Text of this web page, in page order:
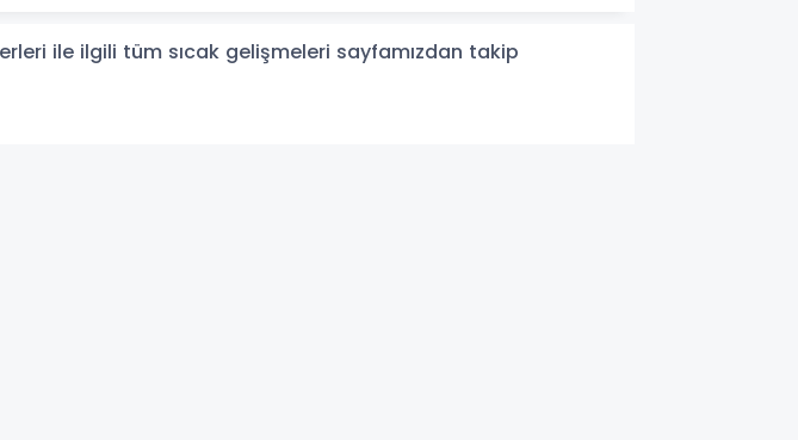
ile ilgili tüm sıcak gelişmeleri sayfamızdan takip